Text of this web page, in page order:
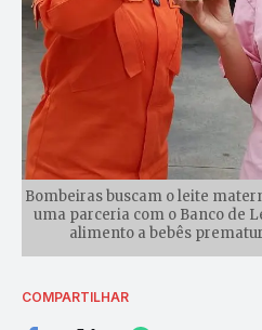
Bombeiras buscam o leite
uma parceria com o Banco de
alimento a bebês
COMPARTILHAR